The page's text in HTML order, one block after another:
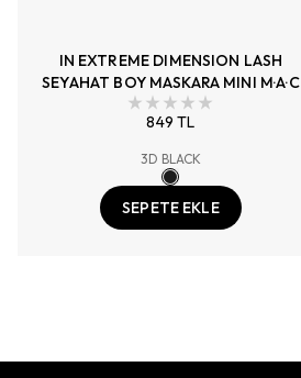
IN EXTREME DIMENSION LASH
SEYAHAT BOY MASKARA MINI M·A·C
849 TL
3D BLACK
SEPETE EKLE